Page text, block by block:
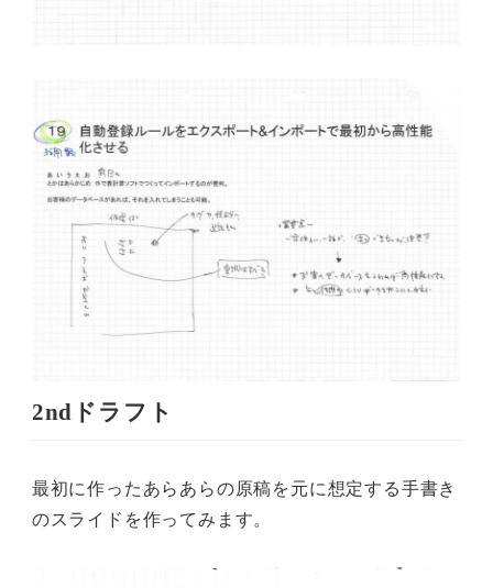
2ndドラフト
最初に作ったあらあらの原稿を元に想定する手書き
のスライドを作ってみます。